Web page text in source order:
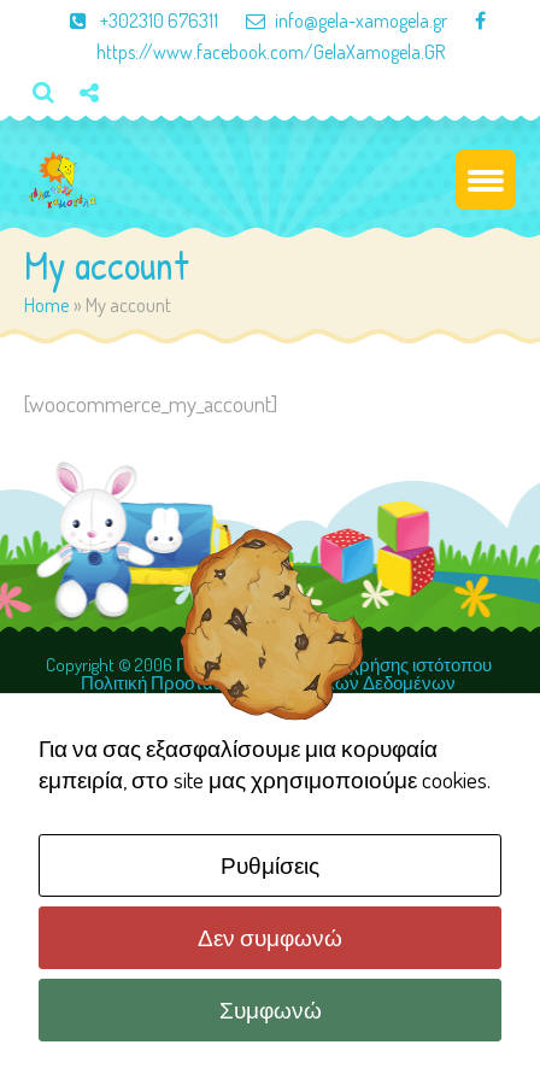
+302310 676311
info@gela-xamogela.gr
https://www.facebook.com/GelaXamogela.GR
My account
Home » My account
[woocommerce_my_account]
Copyright © 2006 Γέλα Χαμογέλα Όροι χρήσης ιστότοπου
Πολιτική Προστασίας Προσωπικών Δεδομένων
Για να σας εξασφαλίσουμε μια κορυφαία
εμπειρία, στο site μας χρησιμοποιούμε cookies.
Ρυθμίσεις
Δεν συμφωνώ
Συμφωνώ
Necessary
These
cookies are
not
They are
needed for
the website
to function.
Statistics
In order for